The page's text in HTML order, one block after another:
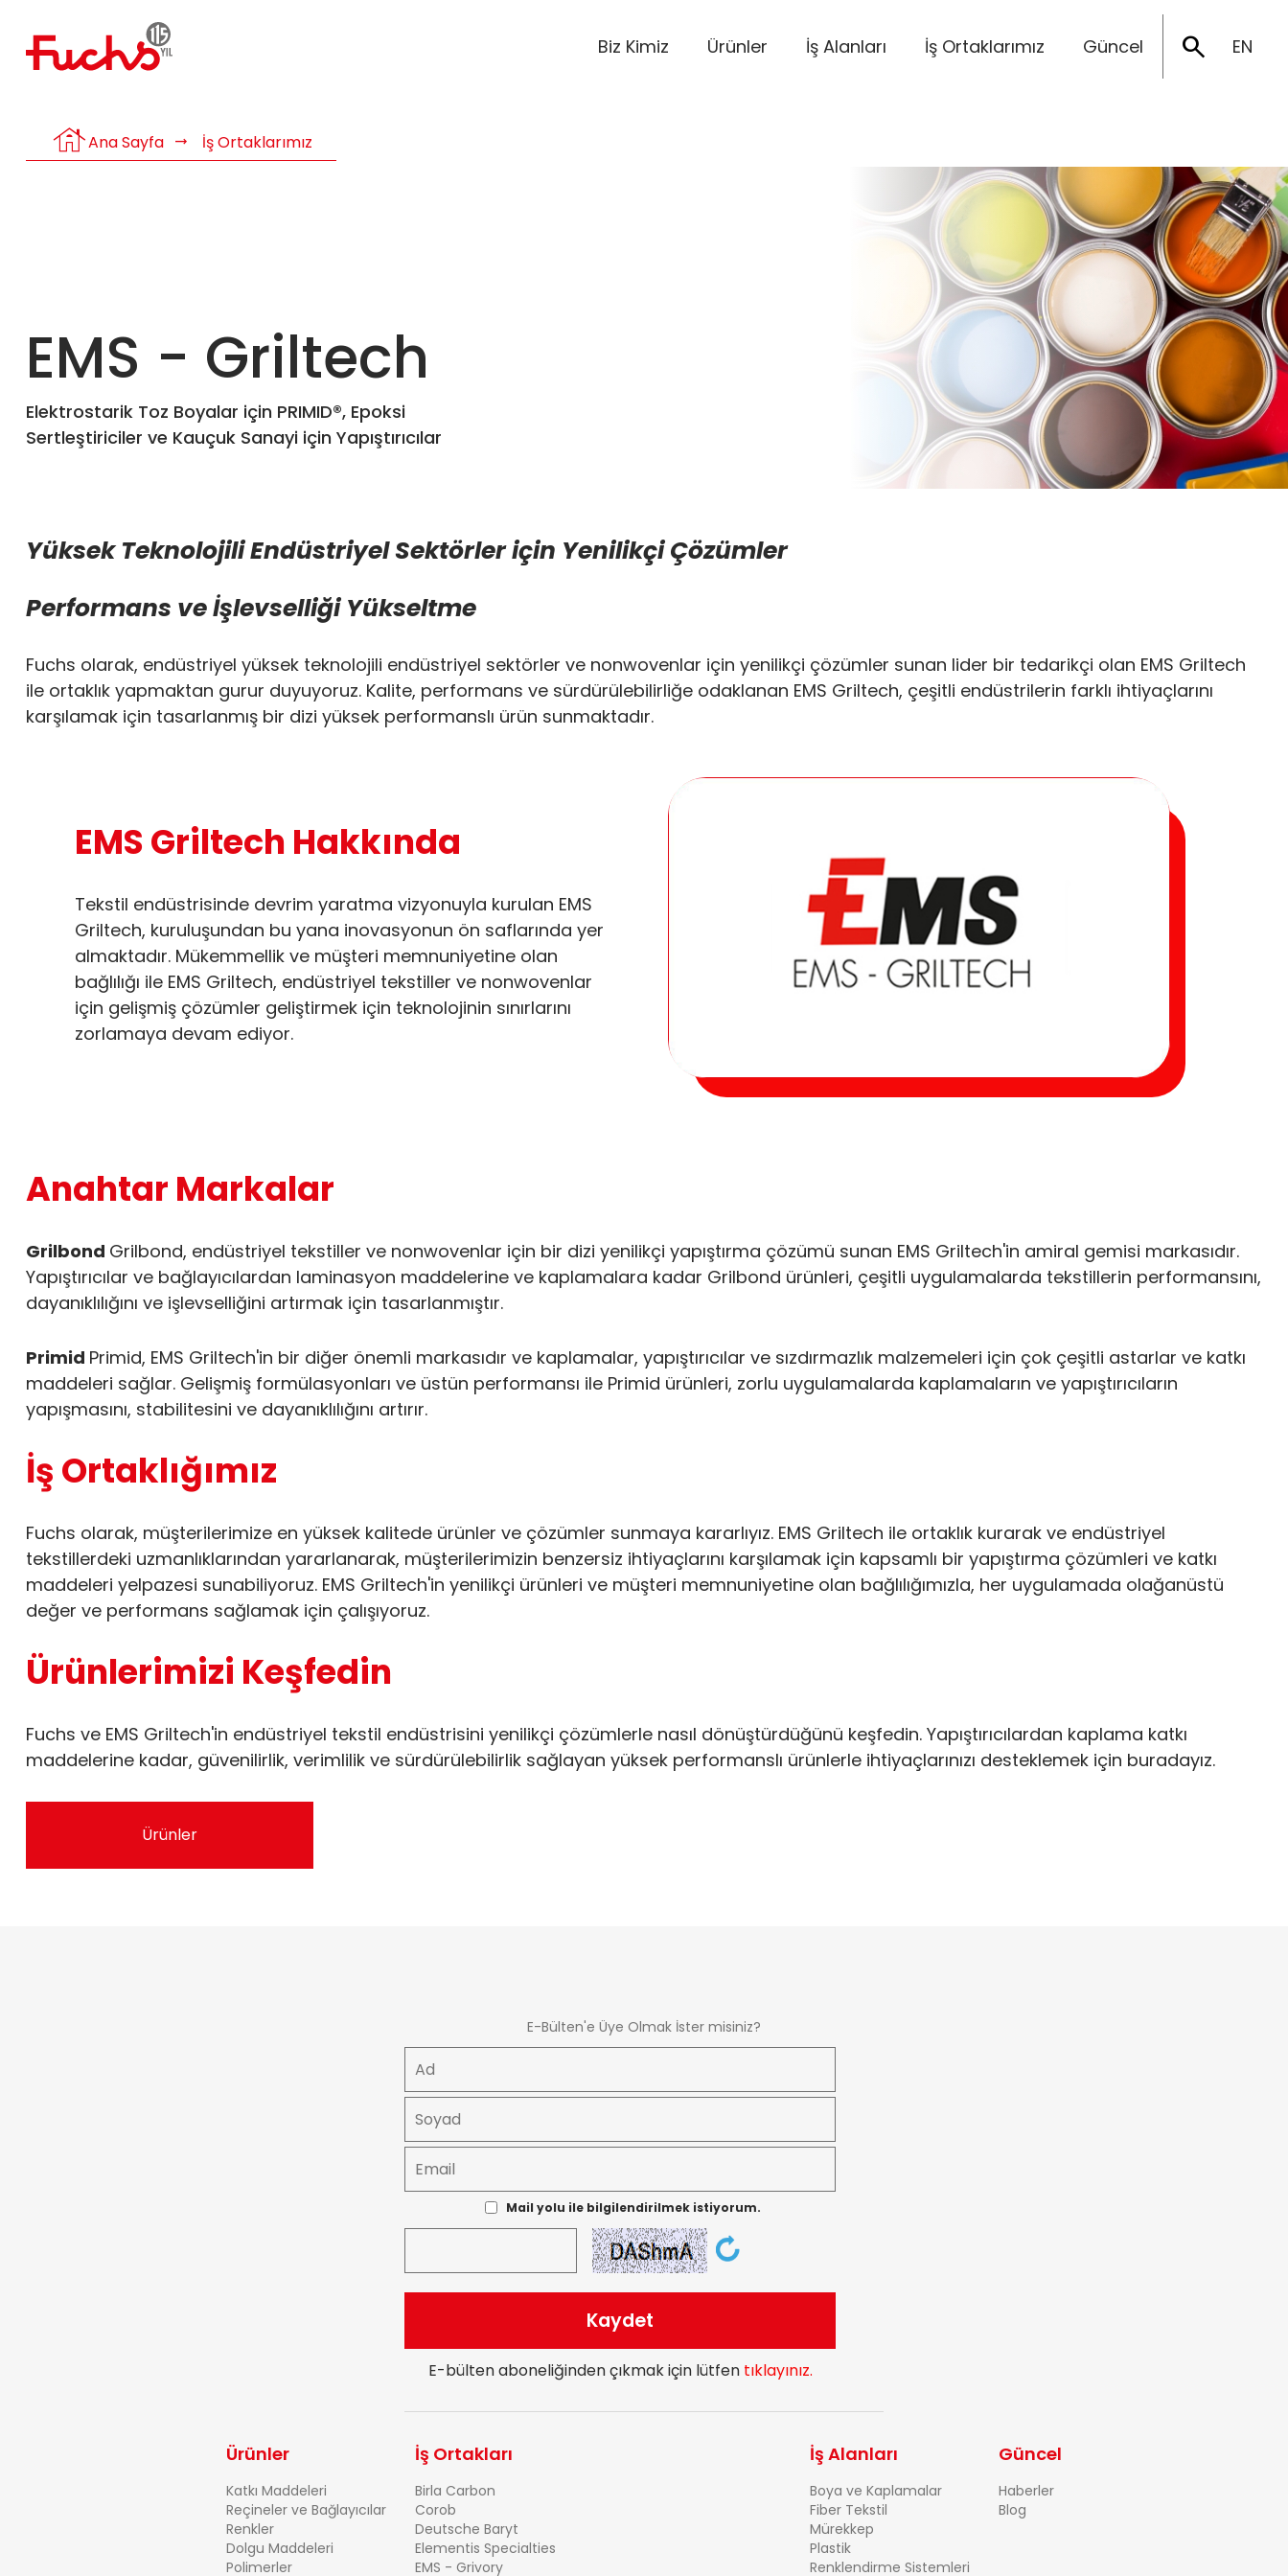
Biz Kimiz Ürünler İş Alanları İş Ortaklarımız Güncel search EN
houseAna Sayfa İş Ortaklarımız
EMS - Griltech
Elektrostarik Toz Boyalar için PRIMID®, Epoksi
Sertleştiriciler ve Kauçuk Sanayi için Yapıştırıcılar
Yüksek Teknolojili Endüstriyel Sektörler için Yenilikçi Çözümler
Performans ve İşlevselliği Yükseltme
Fuchs olarak, endüstriyel yüksek teknolojili endüstriyel sektörler ve nonwovenlar için yenilikçi çözümler sunan lider bir tedarikçi olan EMS Griltech
ile ortaklık yapmaktan gurur duyuyoruz. Kalite, performans ve sürdürülebilirliğe odaklanan EMS Griltech, çeşitli endüstrilerin farklı ihtiyaçlarını
karşılamak için tasarlanmış bir dizi yüksek performanslı ürün sunmaktadır.
EMS Griltech Hakkında
Tekstil endüstrisinde devrim yaratma vizyonuyla kurulan EMS
Griltech, kuruluşundan bu yana inovasyonun ön saflarında yer
almaktadır. Mükemmellik ve müşteri memnuniyetine olan
bağlılığı ile EMS Griltech, endüstriyel tekstiller ve nonwovenlar
için gelişmiş çözümler geliştirmek için teknolojinin sınırlarını
zorlamaya devam ediyor.
Anahtar Markalar
Grilbond Grilbond, endüstriyel tekstiller ve nonwovenlar için bir dizi yenilikçi yapıştırma çözümü sunan EMS Griltech'in amiral gemisi markasıdır.
Yapıştırıcılar ve bağlayıcılardan laminasyon maddelerine ve kaplamalara kadar Grilbond ürünleri, çeşitli uygulamalarda tekstillerin performansını,
dayanıklılığını ve işlevselliğini artırmak için tasarlanmıştır.
Primid Primid, EMS Griltech'in bir diğer önemli markasıdır ve kaplamalar, yapıştırıcılar ve sızdırmazlık malzemeleri için çok çeşitli astarlar ve katkı
maddeleri sağlar. Gelişmiş formülasyonları ve üstün performansı ile Primid ürünleri, zorlu uygulamalarda kaplamaların ve yapıştırıcıların
yapışmasını, stabilitesini ve dayanıklılığını artırır.
İş Ortaklığımız
Fuchs olarak, müşterilerimize en yüksek kalitede ürünler ve çözümler sunmaya kararlıyız. EMS Griltech ile ortaklık kurarak ve endüstriyel
tekstillerdeki uzmanlıklarından yararlanarak, müşterilerimizin benzersiz ihtiyaçlarını karşılamak için kapsamlı bir yapıştırma çözümleri ve katkı
maddeleri yelpazesi sunabiliyoruz. EMS Griltech'in yenilikçi ürünleri ve müşteri memnuniyetine olan bağlılığımızla, her uygulamada olağanüstü
değer ve performans sağlamak için çalışıyoruz.
Ürünlerimizi Keşfedin
Fuchs ve EMS Griltech'in endüstriyel tekstil endüstrisini yenilikçi çözümlerle nasıl dönüştürdüğünü keşfedin. Yapıştırıcılardan kaplama katkı
maddelerine kadar, güvenilirlik, verimlilik ve sürdürülebilirlik sağlayan yüksek performanslı ürünlerle ihtiyaçlarınızı desteklemek için buradayız.
Ürünler
E-Bülten'e Üye Olmak İster misiniz?
Mail yolu ile bilgilendirilmek istiyorum.
E-bülten aboneliğinden çıkmak için lütfen tıklayınız.
Ürünler
Katkı Maddeleri
Reçineler ve Bağlayıcılar
Renkler
Dolgu Maddeleri
Polimerler
İş Ortakları
Birla Carbon
Corob
Deutsche Baryt
Elementis Specialties
EMS - Grivory
İş Alanları
Boya ve Kaplamalar
Fiber Tekstil
Mürekkep
Plastik
Renklendirme Sistemleri
Güncel
Haberler
Blog